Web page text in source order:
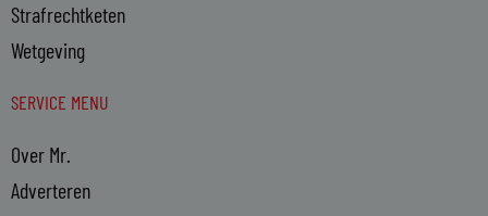
Strafrechtketen
Wetgeving
SERVICE MENU
Over Mr.
Adverteren